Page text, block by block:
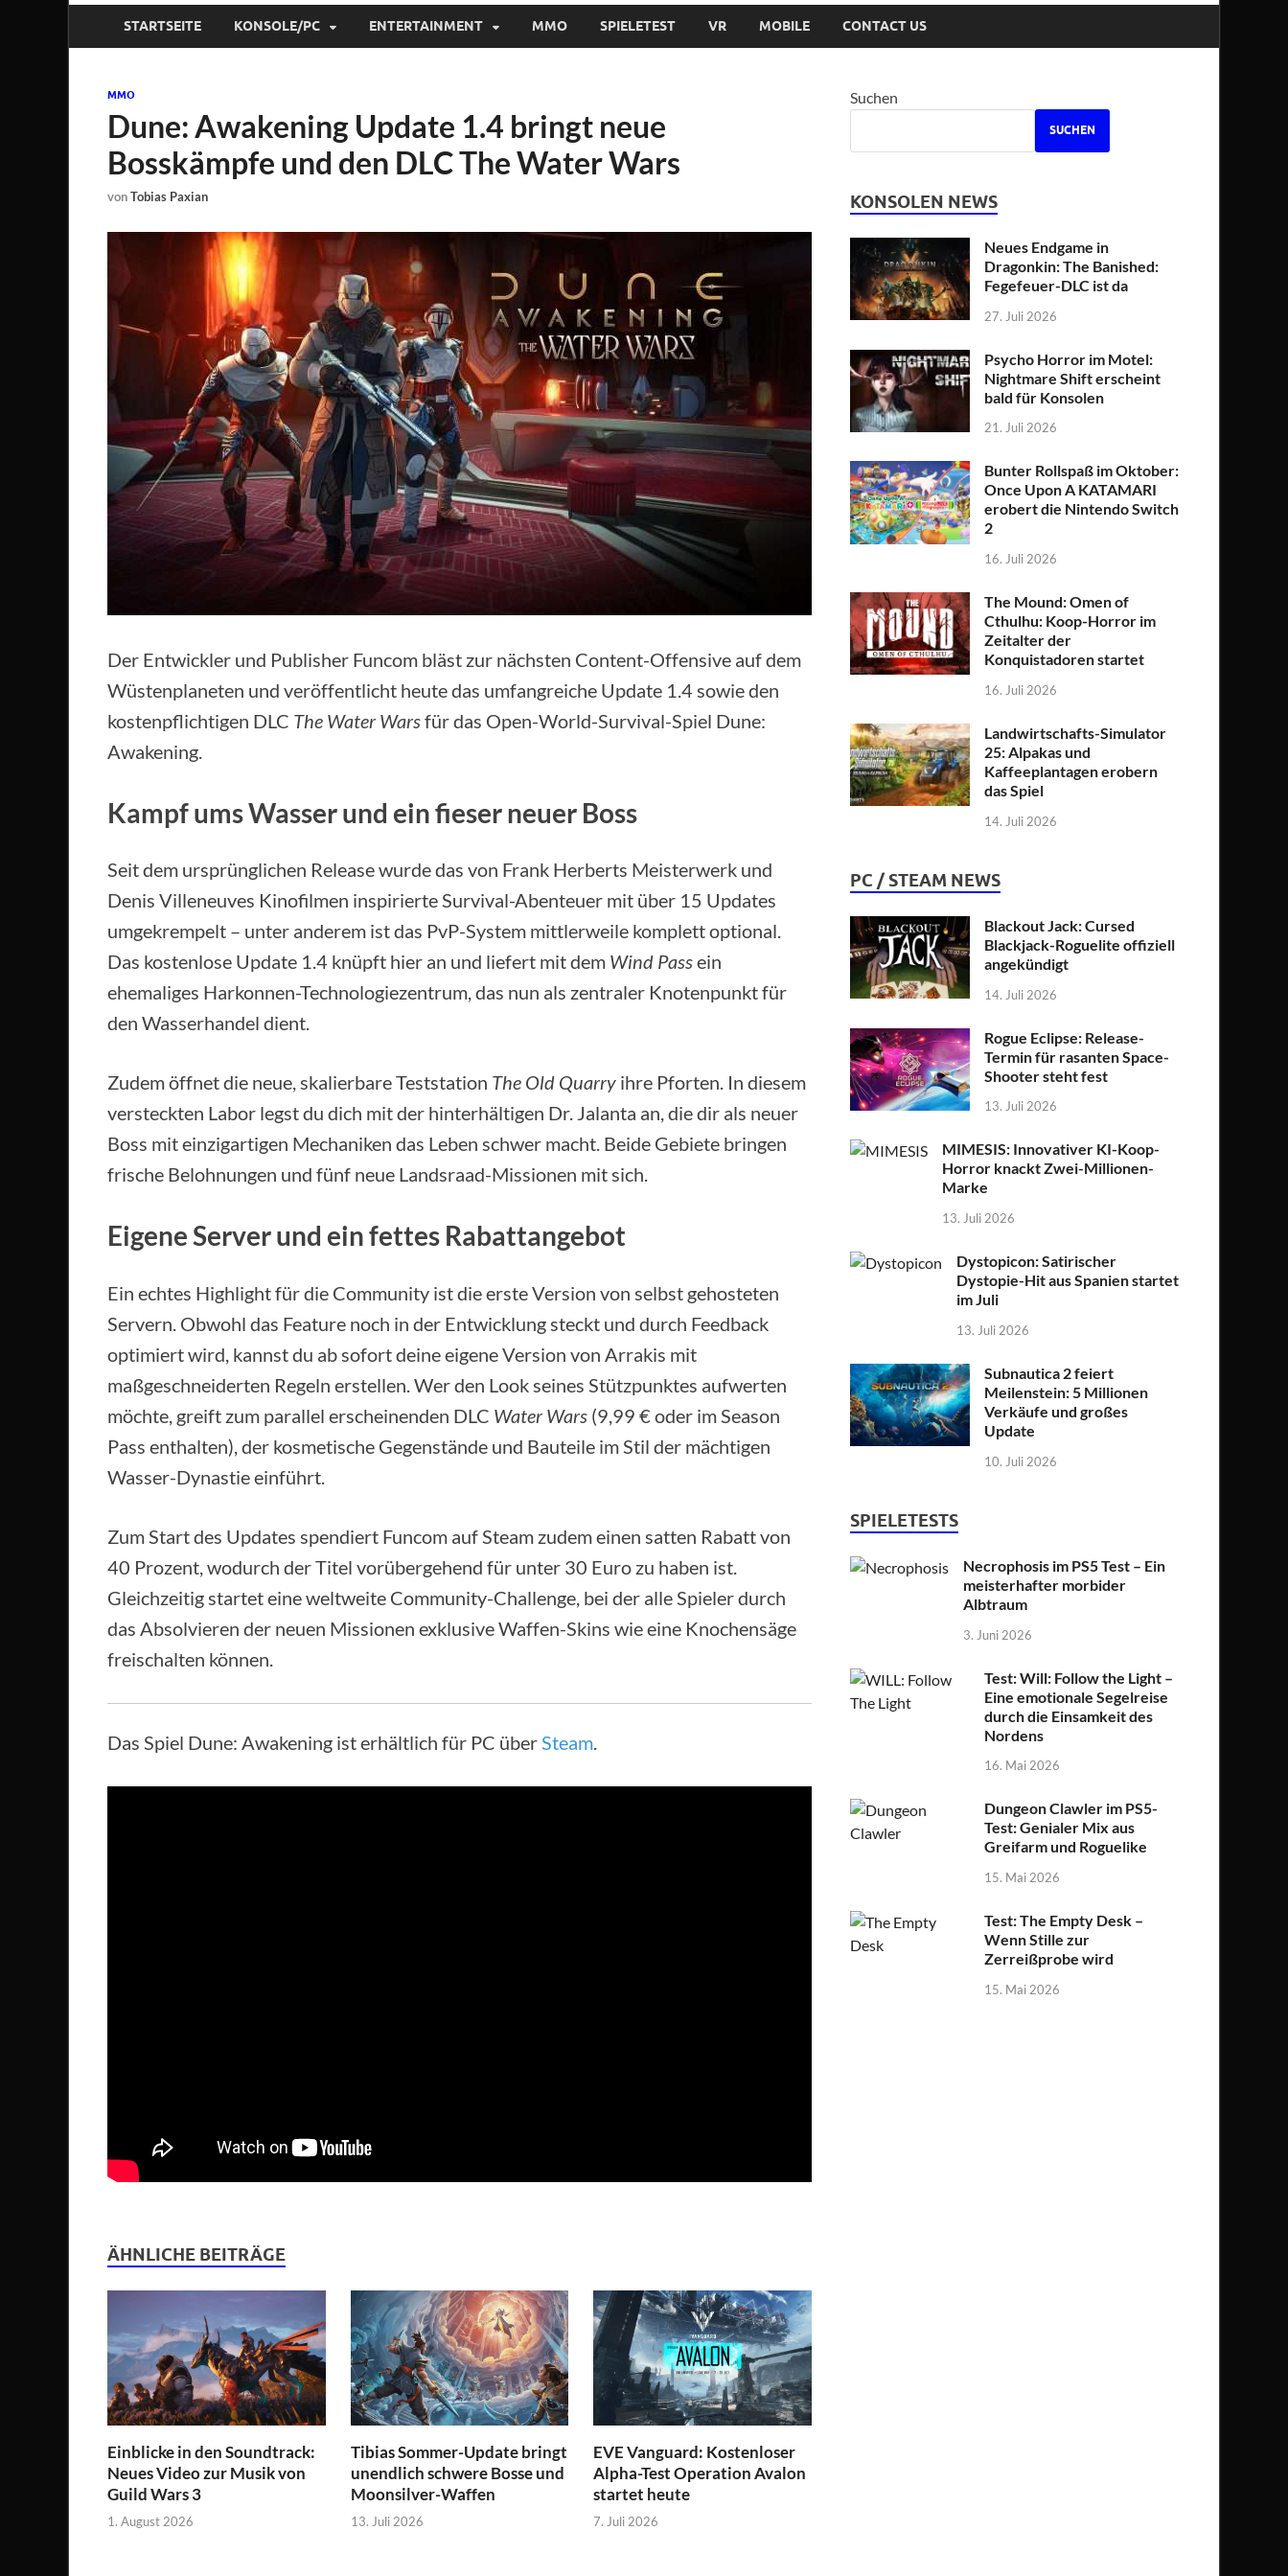
STARTSEITE KONSOLE/PC ENTERTAINMENT MMO SPIELETEST VR MOBILE CONTACT US
MMO
Dune: Awakening Update 1.4 bringt neue
Bosskämpfe und den DLC The Water Wars
vonTobias Paxian
Der Entwickler und Publisher Funcom bläst zur nächsten Content-Offensive auf dem
Wüstenplaneten und veröffentlicht heute das umfangreiche Update 1.4 sowie den
kostenpflichtigen DLC The Water Warsfür das Open-World-Survival-Spiel Dune:
Awakening.
Kampf ums Wasser und ein fieser neuer Boss
Seit dem ursprünglichen Release wurde das von Frank Herberts Meisterwerk und
Denis Villeneuves Kinofilmen inspirierte Survival-Abenteuer mit über 15 Updates
umgekrempelt – unter anderem ist das PvP-System mittlerweile komplett optional.
Das kostenlose Update 1.4 knüpft hier an und liefert mit dem Wind Passein
ehemaliges Harkonnen-Technologiezentrum, das nun als zentraler Knotenpunkt für
den Wasserhandel dient.
Zudem öffnet die neue, skalierbare Teststation The Old Quarry ihre Pforten. In diesem
versteckten Labor legst du dich mit der hinterhältigen Dr. Jalanta an, die dir als neuer
Boss mit einzigartigen Mechaniken das Leben schwer macht. Beide Gebiete bringen
frische Belohnungen und fünf neue Landsraad-Missionen mit sich.
Eigene Server und ein fettes Rabattangebot
Ein echtes Highlight für die Community ist die erste Version von selbst gehosteten
Servern. Obwohl das Feature noch in der Entwicklung steckt und durch Feedback
optimiert wird, kannst du ab sofort deine eigene Version von Arrakis mit
maßgeschneiderten Regeln erstellen. Wer den Look seines Stützpunktes aufwerten
möchte, greift zum parallel erscheinenden DLC Water Wars (9,99 € oder im Season
Pass enthalten), der kosmetische Gegenstände und Bauteile im Stil der mächtigen
Wasser-Dynastie einführt.
Zum Start des Updates spendiert Funcom auf Steam zudem einen satten Rabatt von
40 Prozent, wodurch der Titel vorübergehend für unter 30 Euro zu haben ist.
Gleichzeitig startet eine weltweite Community-Challenge, bei der alle Spieler durch
das Absolvieren der neuen Missionen exklusive Waffen-Skins wie eine Knochensäge
freischalten können.
Das Spiel Dune: Awakening ist erhältlich für PC über Steam
ÄHNLICHE BEITRÄGE
Einblicke in den Soundtrack:
Neues Video zur Musik von
Guild Wars 3
1. August 2026
Tibias Sommer-Update bringt
unendlich schwere Bosse und
Moonsilver-Waffen
13. Juli 2026
EVE Vanguard: Kostenloser
Alpha-Test Operation Avalon
startet heute
7. Juli 2026
Suchen
SUCHEN
KONSOLEN NEWS
Neues Endgame in
Dragonkin: The Banished:
Fegefeuer-DLC ist da
27. Juli 2026
Psycho Horror im Motel:
Nightmare Shift erscheint
bald für Konsolen
21. Juli 2026
Bunter Rollspaß im Oktober:
Once Upon A KATAMARI
erobert die Nintendo Switch
2
16. Juli 2026
The Mound: Omen of
Cthulhu: Koop-Horror im
Zeitalter der
Konquistadoren startet
16. Juli 2026
Landwirtschafts-Simulator
25: Alpakas und
Kaffeeplantagen erobern
das Spiel
14. Juli 2026
PC / STEAM NEWS
Blackout Jack: Cursed
Blackjack-Roguelite offiziell
angekündigt
14. Juli 2026
Rogue Eclipse: Release-
Termin für rasanten Space-
Shooter steht fest
13. Juli 2026
MIMESIS: Innovativer KI-Koop-
Horror knackt Zwei-Millionen-
Marke
13. Juli 2026
Dystopicon: Satirischer
Dystopie-Hit aus Spanien startet
im Juli
13. Juli 2026
Subnautica 2 feiert
Meilenstein: 5 Millionen
Verkäufe und großes
Update
10. Juli 2026
SPIELETESTS
Necrophosis im PS5 Test – Ein
meisterhafter morbider
Albtraum
3. Juni 2026
Test: Will: Follow the Light –
Eine emotionale Segelreise
durch die Einsamkeit des
Nordens
16. Mai 2026
Dungeon Clawler im PS5-
Test: Genialer Mix aus
Greifarm und Roguelike
15. Mai 2026
Test: The Empty Desk –
Wenn Stille zur
Zerreißprobe wird
15. Mai 2026